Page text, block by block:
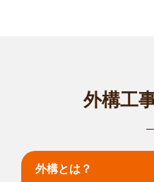
店の今井と申...
対応エリア
外構工
外構とは？